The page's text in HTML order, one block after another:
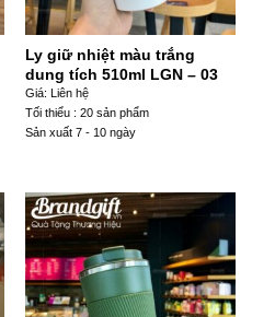
Ly giữ nhiệt màu trắng
dung tích 510ml LGN – 03
Giá: Liên hệ
Tối thiểu : 20 sản phẩm
Sản xuất 7 - 10 ngày